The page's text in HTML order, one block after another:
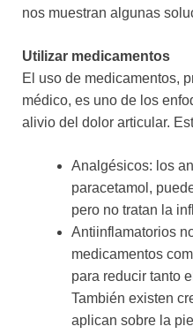
nos muestran algunas
Utilizar medicamentos
El uso de medicamentos,
médico, es uno de los
alivio del dolor articular.
Analgésicos: los
paracetamol,
pero no tratan la
Antiinflamatorios
medicamentos
para reducir tanto
También existen
aplican sobre la